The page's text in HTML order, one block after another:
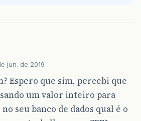
jun. de 2019
Espero que sim, percebi que
um valor inteiro para
no seu banco de dados qual é o